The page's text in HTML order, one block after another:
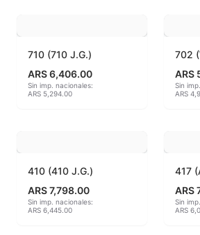
Herramientas
Jaspeadores
Ladrillos aislantes para horno
Lápices y rotuladores
Libros y Revistas
710 (710 J.G.)
ARS 6,406.00
Sin imp. nacionales:
ARS 5,294.00
702
ARS
Sin
ARS
410 (410 J.G.)
ARS 7,798.00
Sin imp. nacionales:
ARS 6,445.00
417
ARS
Sin
ARS